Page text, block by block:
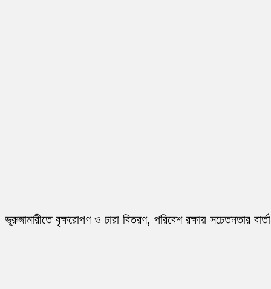
ভূরুঙ্গামারীতে বৃক্ষরোপণ ও চারা বিতরণ, পরিবেশ রক্ষায় সচেতনতার বার্তা